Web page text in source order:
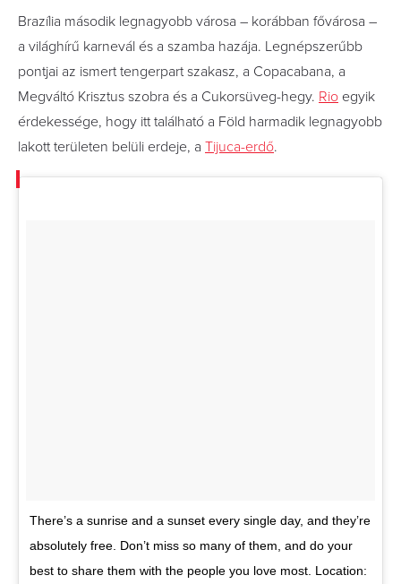
Brazília második legnagyobb városa – korábban fővárosa –
a világhírű karnevál és a szamba hazája. Legnépszerűbb
pontjai az ismert tengerpart szakasz, a Copacabana, a
Megváltó Krisztus szobra és a Cukorsüveg-hegy. Rio egyik
érdekessége, hogy itt található a Föld harmadik legnagyobb
lakott területen belüli erdeje, a Tijuca-erdő.
There’s a sunrise and a sunset every single day, and they’re
absolutely free. Don’t miss so many of them, and do your
best to share them with the people you love most. Location: